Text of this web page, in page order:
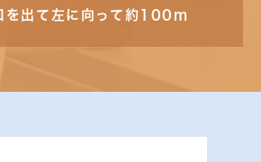
出て左に向って約100m